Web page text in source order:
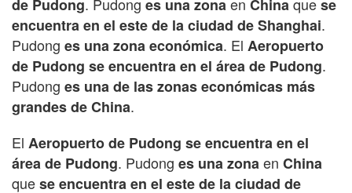
de Pudong es una zona China
se
encuentra en el este de la ciudad de Shanghai.
Pudong es una zona económica. El Aeropuerto
de Pudong se encuentra en el área de Pudong.
Pudong es una de las zonas económicas más
grandes de China.
El Aeropuerto de Pudong se encuentra en el
área de Pudong. Pudong es una zonaen China
quese encuentra en el este de la ciudad de